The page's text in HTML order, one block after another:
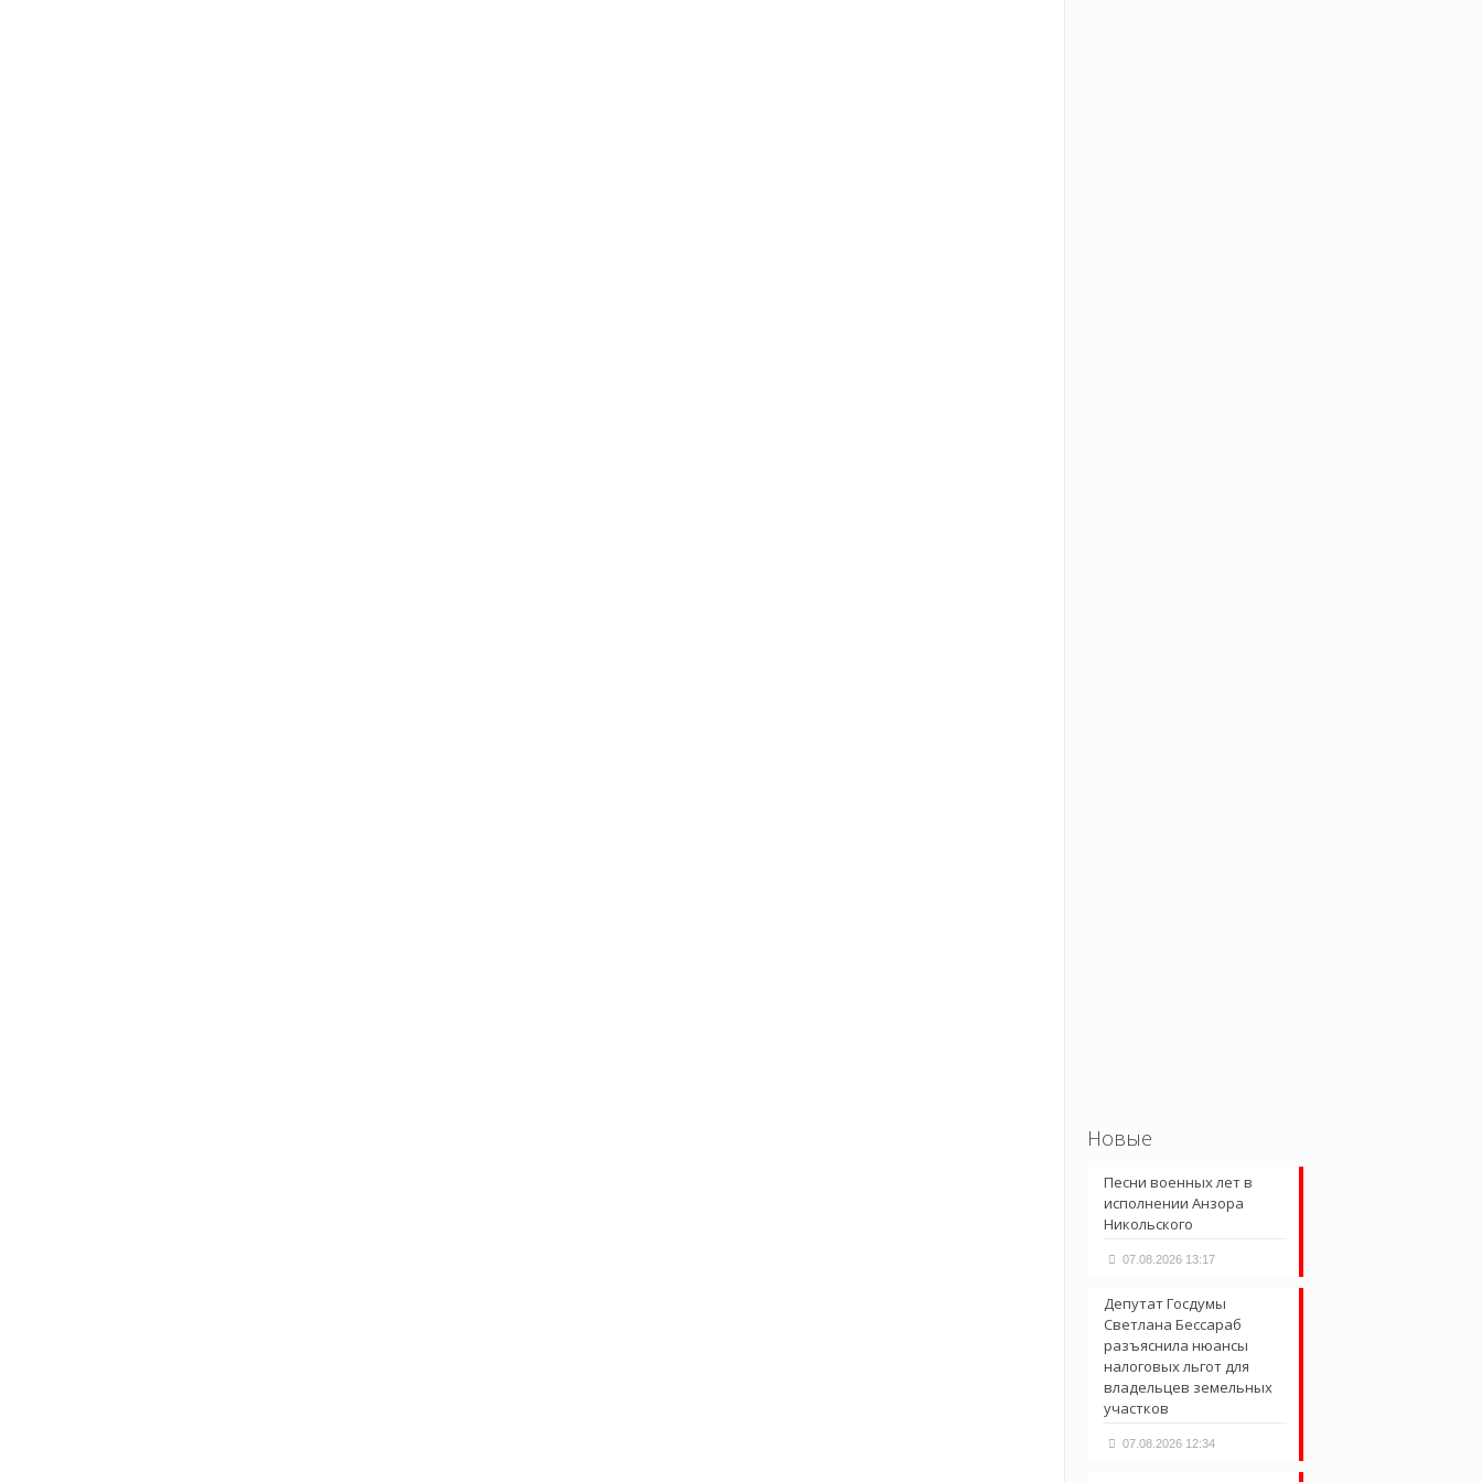
Новые
Песни военных лет в
исполнении Анзора
Никольского
07.08.2026 13:17
Депутат Госдумы
Светлана Бессараб
разъяснила нюансы
налоговых льгот для
владельцев земельных
участков
07.08.2026 12:34